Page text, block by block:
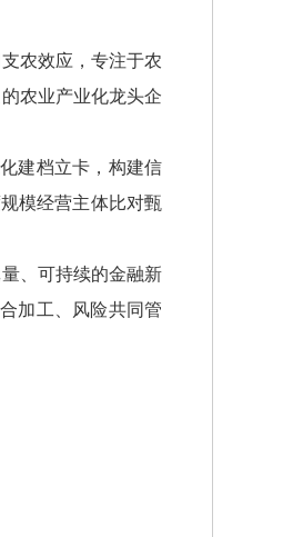
农效应，专注于农
农业产业化龙头企
建档立卡，构建信
模经营主体比对甄
、可持续的金融新
加工、风险共同管